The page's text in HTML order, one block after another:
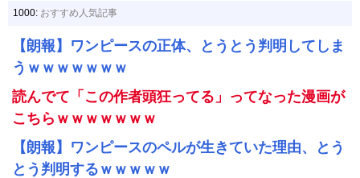
1000: おすすめ人気記事
【朗報】ワンピースの正体、とうとう判明してしま
うｗｗｗｗｗｗｗ
読んでて「この作者頭狂ってる」ってなった漫画が
こちらｗｗｗｗｗｗｗ
【朗報】ワンピースのペルが生きていた理由、とう
とう判明するｗｗｗｗｗ